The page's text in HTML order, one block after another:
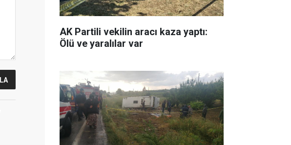
AK Partili vekilin aracı kaza yaptı:
Ölü ve yaralılar var